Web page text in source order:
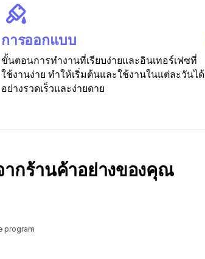
การออกแบบ
ขั้นตอนการทำงานที่เรียบง่ายและอินเทอร์เฟซที่
ใช้งานง่าย ทำให้เริ่มต้นและใช้งานในแต่ละวันได้
อย่างรวดเร็วและง่ายดาย
กร้านค้าอย่างของคุณ
program